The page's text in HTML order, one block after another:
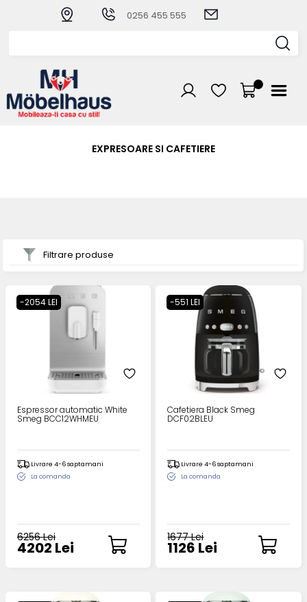
0256 455 555
EXPRESOARE SI CAFETIERE
Filtrare produse
-2054 LEI
Espressor automatic White
Smeg BCC12WHMEU
Livrare 4-6 saptamani
La comanda
6256 Lei
4202 Lei
-551 LEI
Cafetiera Black Smeg
DCF02BLEU
Livrare 4-6 saptamani
La comanda
1677 Lei
1126 Lei